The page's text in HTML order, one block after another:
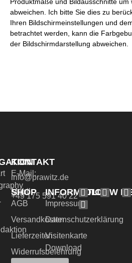
abweichen. Ich bitte Sie dies zu
Ihren Bildschirmeinstellungen und
betrachtet werden, kann die
der Bildschirmdarstellung abweichen.
KONTAKT
E-Mail:
info@prawitz.de
Mobil:
+49 175 591 40 22
SHOP
AGB
Versandkosten
Lieferzeiten
Widerrufsbelehrung
INFORMATION
Impressum
Datenschutzerklärung
Visitenkarte
Download
FOLLOW